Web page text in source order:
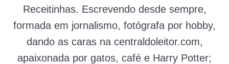
Receitinhas. Escrevendo desde sempre,
formada em jornalismo, fotógrafa por hobby,
dando as caras na centraldoleitor.com,
apaixonada por gatos, café e Harry Potter;